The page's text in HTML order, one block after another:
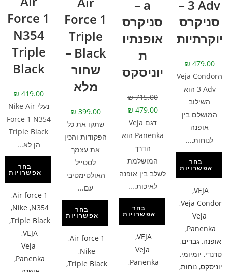
3 Adv –
סניקרס
יוקרתיות
₪ 479.00
הVeja Condor
3 Adv הוא
השילוב
המושלם בין
אופנה
לנוחות,...
בחר
אפשרויות
VEJA
,
Veja Condor
,
Veja
Panenka
,
אופנה,גברים,
טרנדי, יומיומי,
יוניסקס,נוחות,
a –
סניקרס
אופנתיו
ת
יוניסקס
₪715.00
₪ 479.00
דגם Veja
Panenka הוא
הדרך
המושלמת
לשלב בין אופנה
לאיכות....
בחר
אפשרויות
VEJA
,
Veja
Panenka
,
Force 1
Triple
Black –
שחור
מלא
₪ 399.00
שתקו את כל
הפקודות והכין
את עצמך
לסטייל
האולטימטיבי
עם...
בחר
אפשרויות
Air force 1
,
Nike
,
Triple Black
,
Force 1
N354
Triple
Black
₪ 419.00
נעלי Nike Air
Force 1 N354
Triple Black
הן לא...
בחר
אפשרויות
Air force 1
,
N354
,
Nike
,
Triple Black
,
VEJA
,
Veja
Panenka
,